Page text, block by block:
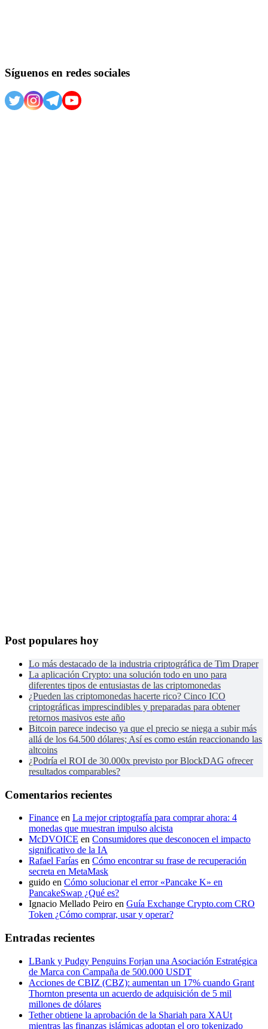
Síguenos en redes sociales
Post populares hoy
Lo más destacado de la industria criptográfica de Tim Draper
La aplicación Crypto: una solución todo en uno para
diferentes tipos de entusiastas de las criptomonedas
¿Pueden las criptomonedas hacerte rico? Cinco ICO
criptográficas imprescindibles y preparadas para obtener
retornos masivos este año
Bitcoin parece indeciso ya que el precio se niega a subir más
allá de los 64.500 dólares; Así es como están reaccionando las
altcoins
¿Podría el ROI de 30.000x previsto por BlockDAG ofrecer
resultados comparables?
Comentarios recientes
Finance en La mejor criptografía para comprar ahora: 4
monedas que muestran impulso alcista
McDVOICE en Consumidores que desconocen el impacto
significativo de la IA
Rafael Farías en Cómo encontrar su frase de recuperación
secreta en MetaMask
guido en Cómo solucionar el error «Pancake K» en
PancakeSwap ¿Qué es?
Ignacio Mellado Peiro en Guía Exchange Crypto.com CRO
Token ¿Cómo comprar, usar y operar?
Entradas recientes
LBank y Pudgy Penguins Forjan una Asociación Estratégica
de Marca con Campaña de 500.000 USDT
Acciones de CBIZ (CBZ): aumentan un 17% cuando Grant
Thornton presenta un acuerdo de adquisición de 5 mil
millones de dólares
Tether obtiene la aprobación de la Shariah para XAUt
mientras las finanzas islámicas adoptan el oro tokenizado